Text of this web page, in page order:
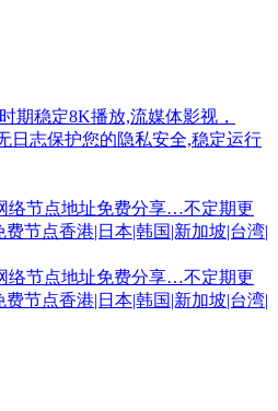
络节点地址免费分享…不定期更
节点香港|日本|韩国|新加坡|台湾|
络节点地址免费分享…不定期更
节点香港|日本|韩国|新加坡|台湾|